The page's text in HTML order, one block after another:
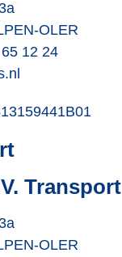
OLER
12 24
Transport
OLER